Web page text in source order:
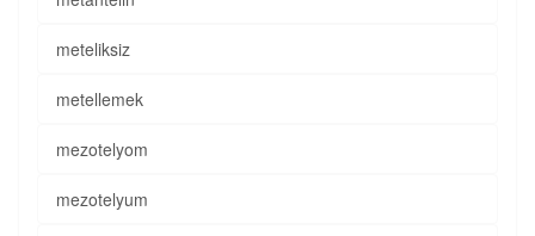
meteliksiz
metellemek
mezotelyom
mezotelyum